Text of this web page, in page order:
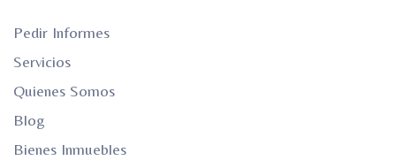
Pedir Informes
Servicios
Quienes Somos
Blog
Bienes Inmuebles